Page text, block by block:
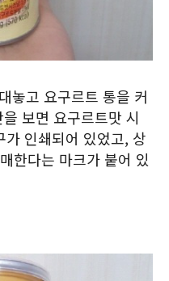
놓고 요구르트 통을 커
보면 요구르트맛 시
인쇄되어 있었고, 상
한다는 마크가 붙어 있